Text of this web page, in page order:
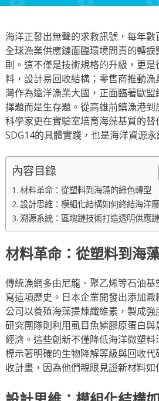
海洋正發出無聲的求救訊號，每年
全球漁業供應鏈面臨環境問責的轉
則。這不僅是技術規格的升級，更
料，設計易回收結構；零售商推動
灣作為遠洋漁業大國，正面臨著歐
擇題而是生存題。從高雄前鎮漁港
科學家更在實驗室培育海藻基質的
SDG14的具體實踐，也是海洋資源永
內容目錄
材料革命：從塑料到海藻的綠色轉型
設計思維：模組化結構如何終結海洋
溯源系統：區塊鏈技術打造透明供應鏈
材料革命：從塑料到海
傳統漁網多由尼龍、聚乙烯等石油
寫這項歷史。日本企業開發出添加
公司以養殖海藻提煉纖維素，製成
研究團隊則利用虱目魚鱗膠原蛋白
經濟。這些創新不僅降低海洋微塑
標示著明確的生物降解等級與回收
收計畫，因為他們親眼見證新材料